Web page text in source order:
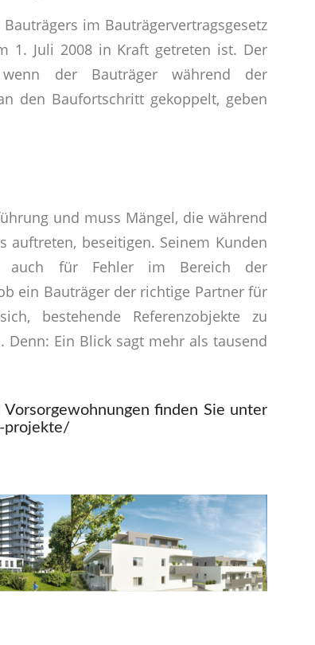
im Bauträgervertragsgesetz
1. Juli 2008 in Kraft getreten ist. Der
der Bauträger während der
den Baufortschritt gekoppelt, geben
und muss Mängel, die während
auftreten, beseitigen. Seinem Kunden
auch für Fehler im Bereich der
ein Bauträger der richtige Partner für
bestehende Referenzobjekte zu
Ein Blick sagt mehr als tausend
finden Sie unter
projekte/